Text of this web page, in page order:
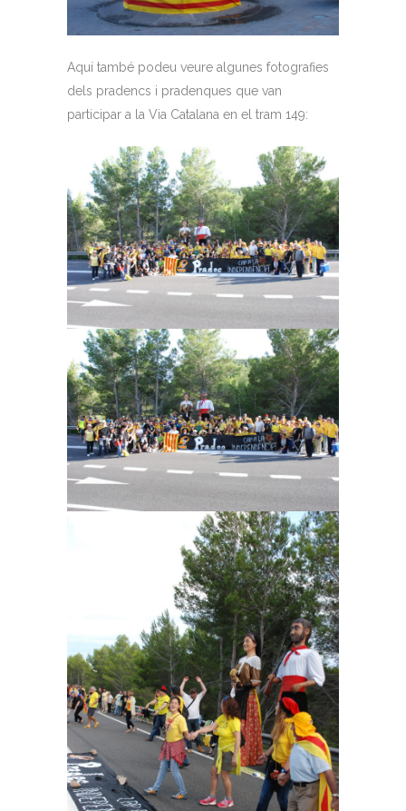
Aquí també podeu veure algunes fotografies
dels pradencs i pradenques que van
participar a la Via Catalana en el tram 149: